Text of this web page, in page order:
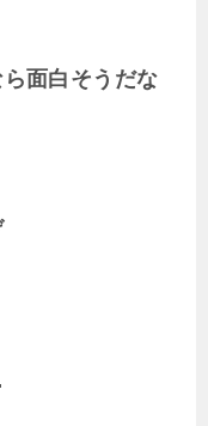
面白そうだな